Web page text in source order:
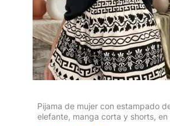
Pijama de mujer con estampado
elefante, manga corta y shorts, en